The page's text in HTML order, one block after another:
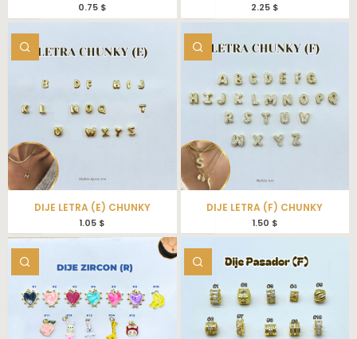
0.75 $ 2.25 $
DIJE LETRA (E) CHUNKY
1.05 $
DIJE LETRA (F) CHUNKY
1.50 $